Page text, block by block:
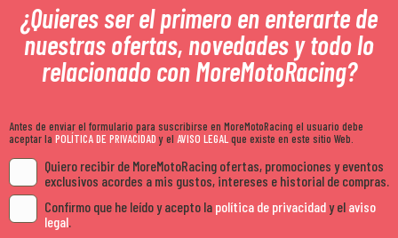
¿Quieres ser el primero en enterarte de
nuestras ofertas, novedades y todo lo
relacionado con MoreMotoRacing?
Antes de enviar el formulario para suscribirse en MoreMotoRacing el usuario debe
aceptar la POLÍTICA DE PRIVACIDADy el AVISO LEGALque existe en este sitio Web.
Quiero recibir de MoreMotoRacing ofertas, promociones y eventos
exclusivos acordes a mis gustos, intereses e historial de compras.
Confirmo que he leído y acepto la política de privacidady el aviso
legal